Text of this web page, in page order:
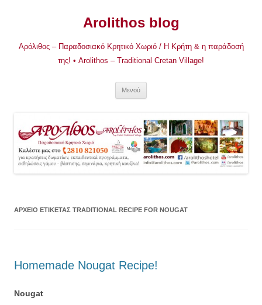
Arolithos blog
Αρόλιθος – Παραδοσιακό Κρητικό Χωριό / Η Κρήτη & η παράδοσή
της! • Arolithos – Traditional Cretan Village!
Μενού
ΑΡΧΕΊΟ ΕΤΙΚΈΤΑΣ TRADITIONAL RECIPE FOR NOUGAT
Homemade Nougat Recipe!
Nougat